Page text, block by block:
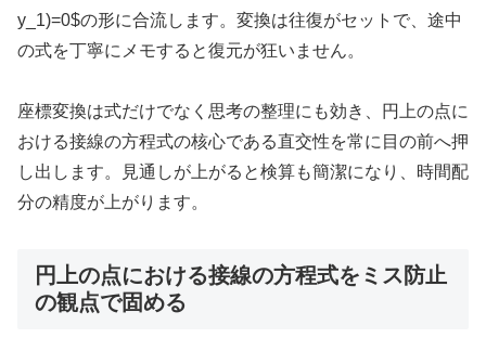
y_1)=0$の形に合流します。変換は往復がセットで、途中
の式を丁寧にメモすると復元が狂いません。
座標変換は式だけでなく思考の整理にも効き、円上の点に
おける接線の方程式の核心である直交性を常に目の前へ押
し出します。見通しが上がると検算も簡潔になり、時間配
分の精度が上がります。
円上の点における接線の方程式をミス防止
の観点で固める